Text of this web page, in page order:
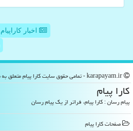
اخبار کاراپیام
كارا پیام
پیام رسان : کارا پیام، فراتر از یک پیام رسان
صفحات كارا پیام